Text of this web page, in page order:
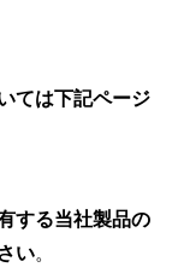
ては下記ページ
する当社製品の
い。